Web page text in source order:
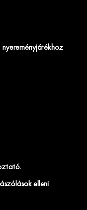
nyereményjátékhoz
elleni